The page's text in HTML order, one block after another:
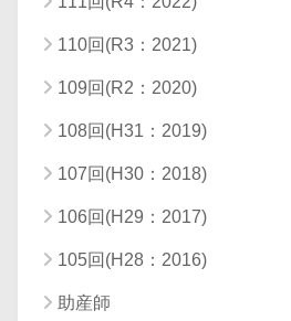
110回(R3：2021)
109回(R2：2020)
108回(H31：2019)
107回(H30：2018)
106回(H29：2017)
105回(H28：2016)
助産師